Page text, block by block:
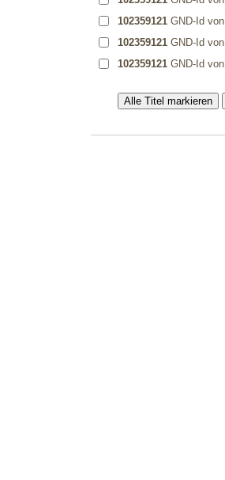
102359121GND-Id von
102359121GND-Id von
102359121GND-Id von